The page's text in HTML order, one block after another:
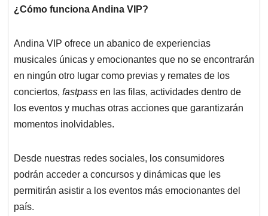
¿Cómo funciona Andina VIP?
Andina VIP ofrece un abanico de experiencias
musicales únicas y emocionantes que no se encontrarán
en ningún otro lugar como previas y remates de los
conciertos, fastpass en las filas, actividades dentro de
los eventos y muchas otras acciones que garantizarán
momentos inolvidables.
Desde nuestras redes sociales, los consumidores
podrán acceder a concursos y dinámicas que les
permitirán asistir a los eventos más emocionantes del
país.